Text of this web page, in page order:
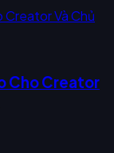
Cho Creator